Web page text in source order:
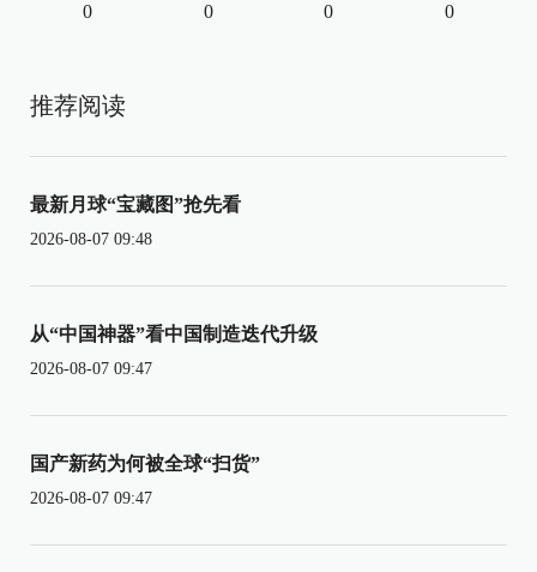
0 0 0 0
推荐阅读
最新月球“宝藏图”抢先看
2026-08-07 09:48
从“中国神器”看中国制造迭代升级
2026-08-07 09:47
国产新药为何被全球“扫货”
2026-08-07 09:47